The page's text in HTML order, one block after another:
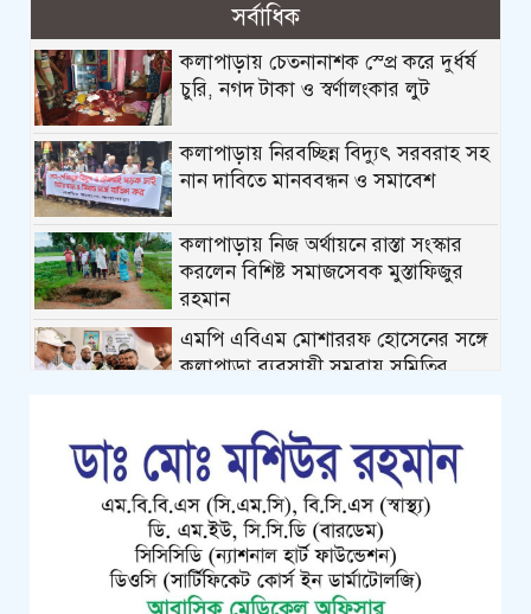
সর্বাধিক
কলাপাড়ায় চেতনানাশক স্প্রে করে দুর্ধর্ষ
চুরি, নগদ টাকা ও স্বর্ণালংকার লুট
কলাপাড়ায় নিরবচ্ছিন্ন বিদ্যুৎ সরবরাহ সহ
নান দাবিতে মানববন্ধন ও সমাবেশ
কলাপাড়ায় নিজ অর্থায়নে রাস্তা সংস্কার
করলেন বিশিষ্ট সমাজসেবক মুস্তাফিজুর
রহমান
এমপি এবিএম মোশাররফ হোসেনের সঙ্গে
কলাপাড়া ব্যবসায়ী সমবায় সমিতির
কলাপাড়ায় গৃহহীন,প্রতিবন্ধী, দুস্থ ও দরিদ্র
মেধাবী শিক্ষার্থীরা পেল নগদ অর্থ
সহায়তার চেক
পটুয়াখালীতে পতিতালয় থেকে যুবকের
মরদেহ উদ্ধার